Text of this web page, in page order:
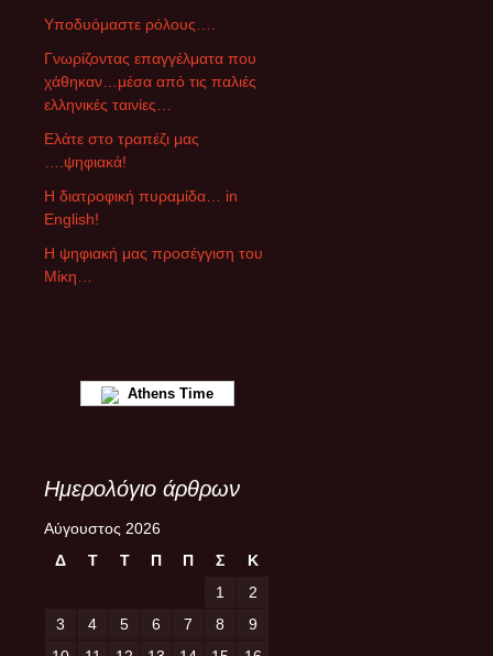
ρ
ί
ρ
θ
ρ
ω
Υποδυόμαστε ρόλους….
Γνωρίζοντας επαγγέλματα που
χάθηκαν…μέσα από τις παλιές
ελληνικές ταινίες…
Ελάτε στο τραπέζι μας
….ψηφιακά!
Η διατροφική πυραμίδα… in
English!
Η ψηφιακή μας προσέγγιση του
Μίκη…
Athens Time
Ημερολόγιο άρθρων
Αύγουστος 2026
Δ
Τ Τ Π Π Σ
Κ
1
2
3
4 5 6 7 8
9